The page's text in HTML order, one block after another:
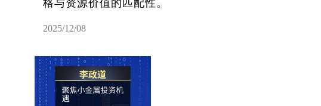
格与资源价值的匹配性。
2025/12/08